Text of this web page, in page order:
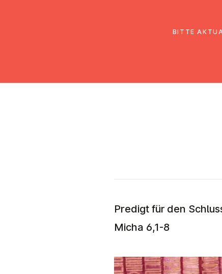
Predigt für den
Micha 6,1-8
BITTE